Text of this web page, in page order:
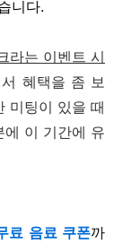
니다.
라는 이벤트 시
혜택을 좀 보
미팅이 있을 때
에 이 기간에 유
료 음료 쿠폰까